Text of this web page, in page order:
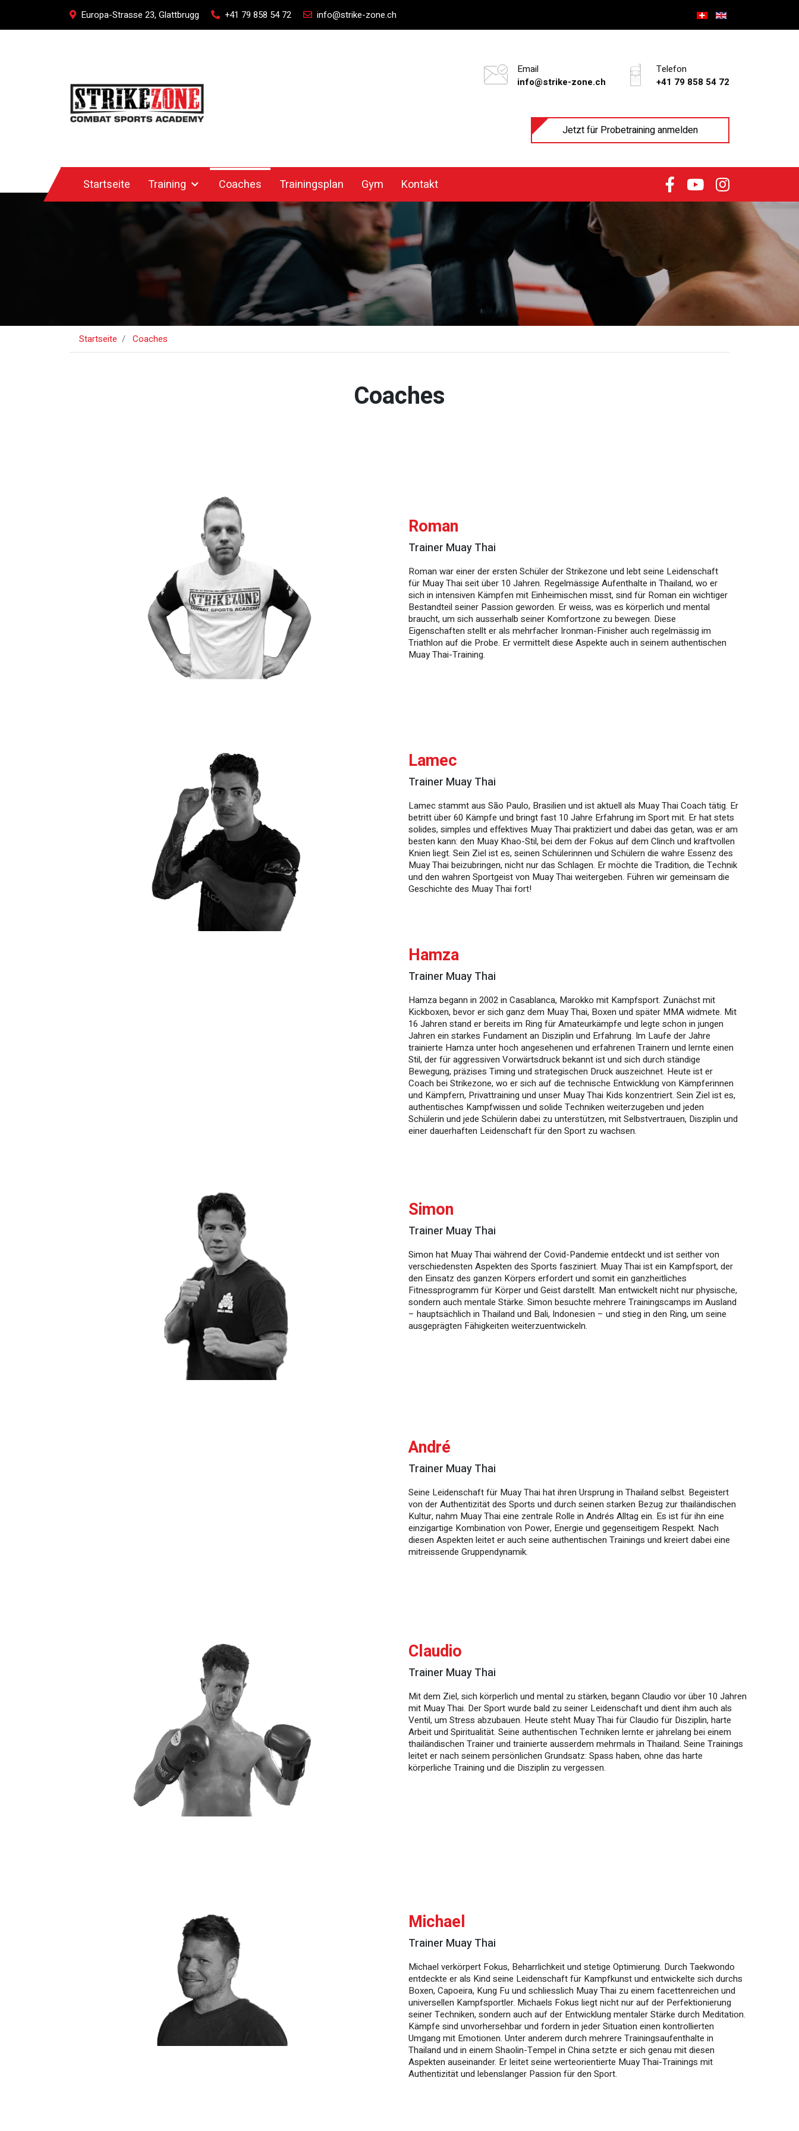
Europa-Strasse 23, Glattbrugg +41 79 858 54 72 info@strike-zone.ch
Email
info@strike-zone.ch
Telefon
+41 79 858 54 72
Jetzt für Probetraining anmelden
Startseite Training Coaches Trainingsplan Gym Kontakt
Startseite Coaches
Coaches
Roman
Trainer Muay Thai
Roman war einer der ersten Schüler der Strikezone und lebt seine Leidenschaft
für Muay Thai seit über 10 Jahren. Regelmässige Aufenthalte in Thailand, wo er
sich in intensiven Kämpfen mit Einheimischen misst, sind für Roman ein wichtiger
Bestandteil seiner Passion geworden. Er weiss, was es körperlich und mental
braucht, um sich ausserhalb seiner Komfortzone zu bewegen. Diese
Eigenschaften stellt er als mehrfacher Ironman-Finisher auch regelmässig im
Triathlon auf die Probe. Er vermittelt diese Aspekte auch in seinem authentischen
Muay Thai-Training.
Lamec
Trainer Muay Thai
Lamec stammt aus São Paulo, Brasilien und ist aktuell als Muay Thai Coach tätig. Er
betritt über 60 Kämpfe und bringt fast 10 Jahre Erfahrung im Sport mit. Er hat stets
solides, simples und effektives Muay Thai praktiziert und dabei das getan, was er am
besten kann: den Muay Khao-Stil, bei dem der Fokus auf dem Clinch und kraftvollen
Knien liegt. Sein Ziel ist es, seinen Schülerinnen und Schülern die wahre Essenz des
Muay Thai beizubringen, nicht nur das Schlagen. Er möchte die Tradition, die Technik
und den wahren Sportgeist von Muay Thai weitergeben. Führen wir gemeinsam die
Geschichte des Muay Thai fort!
Hamza
Trainer Muay Thai
Hamza begann in 2002 in Casablanca, Marokko mit Kampfsport. Zunächst mit
Kickboxen, bevor er sich ganz dem Muay Thai, Boxen und später MMA widmete. Mit
16 Jahren stand er bereits im Ring für Amateurkämpfe und legte schon in jungen
Jahren ein starkes Fundament an Disziplin und Erfahrung. Im Laufe der Jahre
trainierte Hamza unter hoch angesehenen und erfahrenen Trainern und lernte einen
Stil, der für aggressiven Vorwärtsdruck bekannt ist und sich durch ständige
Bewegung, präzises Timing und strategischen Druck auszeichnet. Heute ist er
Coach bei Strikezone, wo er sich auf die technische Entwicklung von Kämpferinnen
und Kämpfern, Privattraining und unser Muay Thai Kids konzentriert. Sein Ziel ist es,
authentisches Kampfwissen und solide Techniken weiterzugeben und jeden
Schülerin und jede Schülerin dabei zu unterstützen, mit Selbstvertrauen, Disziplin und
einer dauerhaften Leidenschaft für den Sport zu wachsen.
Simon
Trainer Muay Thai
Simon hat Muay Thai während der Covid-Pandemie entdeckt und ist seither von
verschiedensten Aspekten des Sports fasziniert. Muay Thai ist ein Kampfsport, der
den Einsatz des ganzen Körpers erfordert und somit ein ganzheitliches
Fitnessprogramm für Körper und Geist darstellt. Man entwickelt nicht nur physische,
sondern auch mentale Stärke. Simon besuchte mehrere Trainingscamps im Ausland
– hauptsächlich in Thailand und Bali, Indonesien – und stieg in den Ring, um seine
ausgeprägten Fähigkeiten weiterzuentwickeln.
André
Trainer Muay Thai
Seine Leidenschaft für Muay Thai hat ihren Ursprung in Thailand selbst. Begeistert
von der Authentizität des Sports und durch seinen starken Bezug zur thailändischen
Kultur, nahm Muay Thai eine zentrale Rolle in Andrés Alltag ein. Es ist für ihn eine
einzigartige Kombination von Power, Energie und gegenseitigem Respekt. Nach
diesen Aspekten leitet er auch seine authentischen Trainings und kreiert dabei eine
mitreissende Gruppendynamik.
Claudio
Trainer Muay Thai
Mit dem Ziel, sich körperlich und mental zu stärken, begann Claudio vor über 10 Jahren
mit Muay Thai. Der Sport wurde bald zu seiner Leidenschaft und dient ihm auch als
Ventil, um Stress abzubauen. Heute steht Muay Thai für Claudio für Disziplin, harte
Arbeit und Spiritualität. Seine authentischen Techniken lernte er jahrelang bei einem
thailändischen Trainer und trainierte ausserdem mehrmals in Thailand. Seine Trainings
leitet er nach seinem persönlichen Grundsatz: Spass haben, ohne das harte
körperliche Training und die Disziplin zu vergessen.
Michael
Trainer Muay Thai
Michael verkörpert Fokus, Beharrlichkeit und stetige Optimierung. Durch Taekwondo
entdeckte er als Kind seine Leidenschaft für Kampfkunst und entwickelte sich durchs
Boxen, Capoeira, Kung Fu und schliesslich Muay Thai zu einem facettenreichen und
universellen Kampfsportler. Michaels Fokus liegt nicht nur auf der Perfektionierung
seiner Techniken, sondern auch auf der Entwicklung mentaler Stärke durch Meditation.
Kämpfe sind unvorhersehbar und fordern in jeder Situation einen kontrollierten
Umgang mit Emotionen. Unter anderem durch mehrere Trainingsaufenthalte in
Thailand und in einem Shaolin-Tempel in China setzte er sich genau mit diesen
Aspekten auseinander. Er leitet seine werteorientierte Muay Thai-Trainings mit
Authentizität und lebenslanger Passion für den Sport.